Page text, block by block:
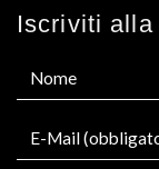
Iscriviti